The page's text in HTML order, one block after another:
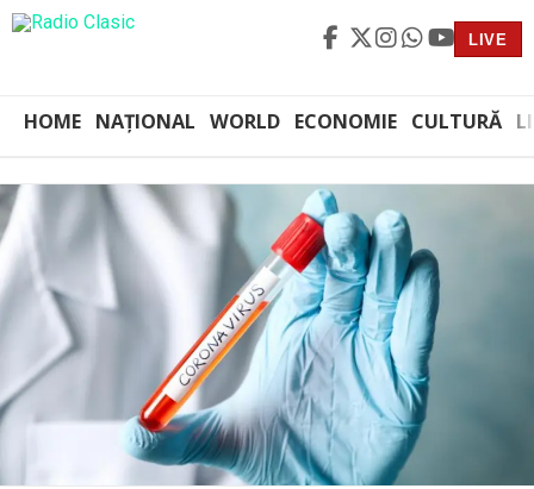
LIVE
HOME NAȚIONAL WORLD ECONOMIE CULTURĂ